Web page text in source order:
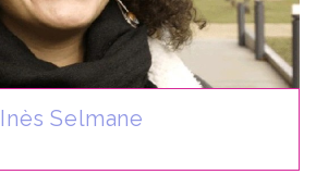
Inès Selmane